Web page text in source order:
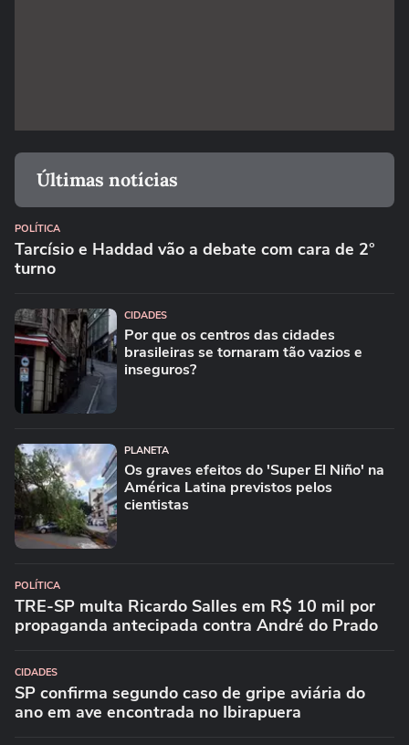
Últimas notícias
POLÍTICA
Tarcísio e Haddad vão a debate com cara de 2°
turno
CIDADES
Por que os centros das cidades
brasileiras se tornaram tão vazios e
inseguros?
PLANETA
Os graves efeitos do 'Super El Niño' na
América Latina previstos pelos
cientistas
POLÍTICA
TRE-SP multa Ricardo Salles em R$ 10 mil por
propaganda antecipada contra André do Prado
CIDADES
SP confirma segundo caso de gripe aviária do
ano em ave encontrada no Ibirapuera